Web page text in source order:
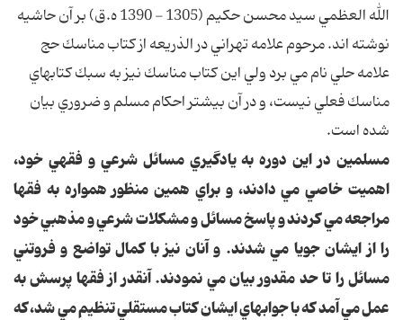
الله العظمي سيد محسن حكيم (1305 - 1390 ه.ق) بر آن حاشيه
نوشته اند. مرحوم علامه تهراني در الذريعه از كتاب مناسك حج
علامه حلي نام مي برد ولي اين كتاب مناسك نيز به سبك كتابهاي
مناسك فعلي نيست، و در آن بيشتر احكام مسلم و ضروري بيان
شده است.
مسلمين در اين دوره به يادگيري مسائل شرعي و فقهي خود،
اهميت خاصي مي دادند، و براي همين منظور همواره به فقها
مراجعه مي كردند و پاسخ مسائل و مشكلات شرعي و مذهبي خود
را از ايشان جويا مي شدند. و آنان نيز با كمال تواضع و فروتني
مسائل را تا حد مقدور بيان مي نمودند. آنقدر از فقها پرسش به
عمل مي آمد كه با جوابهاي ايشان كتاب مستقلي تنظيم مي شد، كه